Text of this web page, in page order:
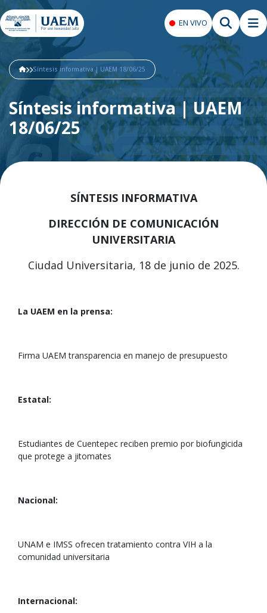
EN VIVO
Síntesis informativa | UAEM 18/06/25
Síntesis informativa | UAEM
18/06/25
SÍNTESIS INFORMATIVA
DIRECCIÓN DE COMUNICACIÓN
UNIVERSITARIA
Ciudad Universitaria, 18 de junio de 2025.
La UAEM en la prensa:
Firma UAEM transparencia en manejo de presupuesto
Estatal:
Estudiantes de Cuentepec reciben premio por biofungicida
que protege a jitomates
Nacional:
UNAM e IMSS ofrecen tratamiento contra VIH a la
comunidad universitaria
Internacional: